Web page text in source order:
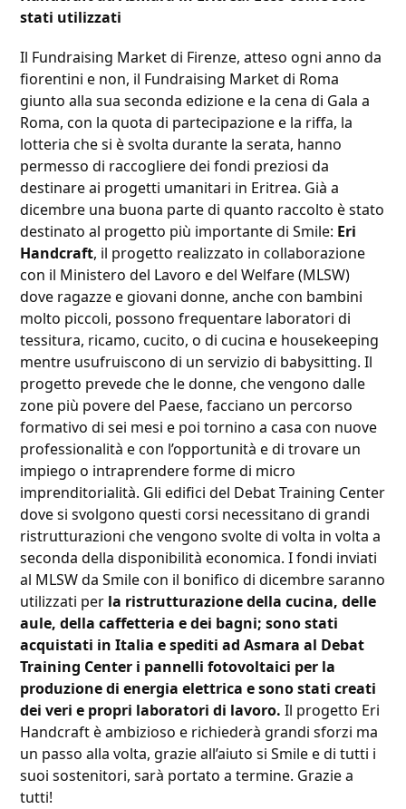
stati utilizzati
Il Fundraising Market di Firenze, atteso ogni anno da
fiorentini e non, il Fundraising Market di Roma
giunto alla sua seconda edizione e la cena di Gala a
Roma, con la quota di partecipazione e la riffa, la
lotteria che si è svolta durante la serata, hanno
permesso di raccogliere dei fondi preziosi da
destinare ai progetti umanitari in Eritrea. Già a
dicembre una buona parte di quanto raccolto è stato
destinato al progetto più importante di Smile: Eri
Handcraft, il progetto realizzato in collaborazione
con il Ministero del Lavoro e del Welfare (MLSW)
dove ragazze e giovani donne, anche con bambini
molto piccoli, possono frequentare laboratori di
tessitura, ricamo, cucito, o di cucina e housekeeping
mentre usufruiscono di un servizio di babysitting. Il
progetto prevede che le donne, che vengono dalle
zone più povere del Paese, facciano un percorso
formativo di sei mesi e poi tornino a casa con nuove
professionalità e con l’opportunità e di trovare un
impiego o intraprendere forme di micro
imprenditorialità. Gli edifici del Debat Training Center
dove si svolgono questi corsi necessitano di grandi
ristrutturazioni che vengono svolte di volta in volta a
seconda della disponibilità economica. I fondi inviati
al MLSW da Smile con il bonifico di dicembre saranno
utilizzati per la ristrutturazione della cucina, delle
aule, della caffetteria e dei bagni; sono stati
acquistati in Italia e spediti ad Asmara al Debat
Training Center i pannelli fotovoltaici per la
produzione di energia elettrica e sono stati creati
dei veri e propri laboratori di lavoro. Il progetto Eri
Handcraft è ambizioso e richiederà grandi sforzi ma
un passo alla volta, grazie all’aiuto si Smile e di tutti i
suoi sostenitori, sarà portato a termine. Grazie a
tutti!